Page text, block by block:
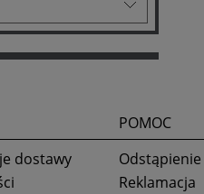
dostawy
POMOC
Reklamacja